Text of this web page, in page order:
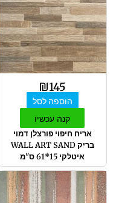
₪145
הוספה לסל
קנה עכשיו
אריח חיפוי פורצלן דמוי
בריק WALL ART SAND
איטלקי 15*61 ס"מ